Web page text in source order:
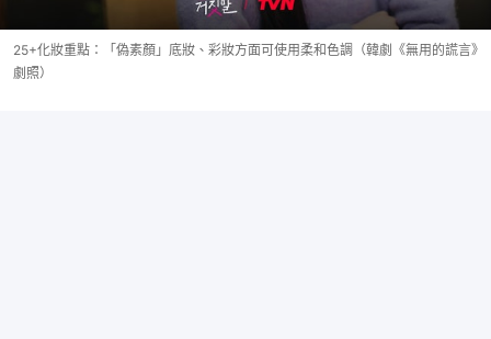
25+化妝重點：「偽素顏」底妝、彩妝方面可使用柔和色調（韓劇《無用的謊言》
劇照）